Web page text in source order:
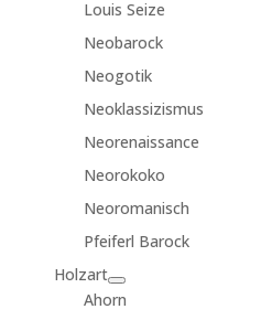
Louis Seize
Neobarock
Neogotik
Neoklassizismus
Neorenaissance
Neorokoko
Neoromanisch
Pfeiferl Barock
Holzart
Ahorn